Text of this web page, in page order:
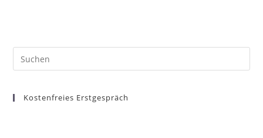
Kostenfreies Erstgespräch